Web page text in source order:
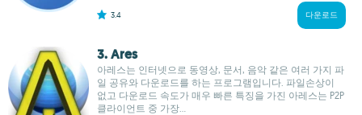
3.4 다운로드
3. Ares
아레스는 인터넷으로 동영상, 문서, 음악 같은 여러 가지 파
일 공유와 다운로드를 하는 프로그램입니다. 파일손상이
없고 다운로드 속도가 매우 빠른 특징을 가진 아레스는 P2P
클라이언트 중 가장...